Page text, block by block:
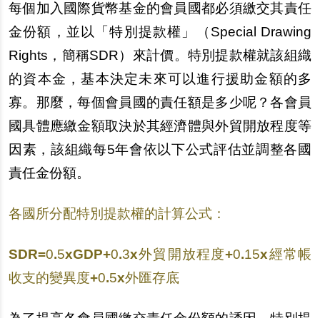
每個加入國際貨幣基金的會員國都必須繳交其責任
金份額，並以「特別提款權」（ Special Drawing
Rights ，簡稱SDR）來計價。特別提款權就該組織
的資本金，基本決定未來可以進行援助金額的多
寡。那麼，每個會員國的責任額是多少呢 ？各會員
國具體應繳金額取決於其經濟體與外貿開放程度等
因素，該組織每5年會依以下公式評估並調整各國
責任金份額。
各國所分配特別提款權的計算公式：
SDR=0.5xGDP+0.3x外貿開放程度+0.15x經常帳
收支的變異度+0.5x外匯存底